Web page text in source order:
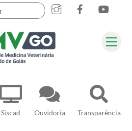
Siscad Ouvidoria Transparência